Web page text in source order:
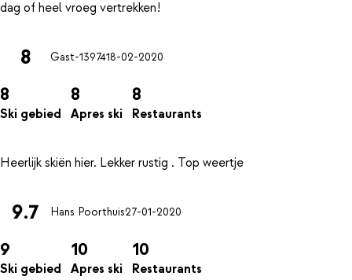
8 Gast-1397418-02-2020
8
Ski gebied
8
Apres ski
8
Restaurants
9.7 Hans Poorthuis27-01-2020
9
Ski gebied
10
Apres ski
10
Restaurants